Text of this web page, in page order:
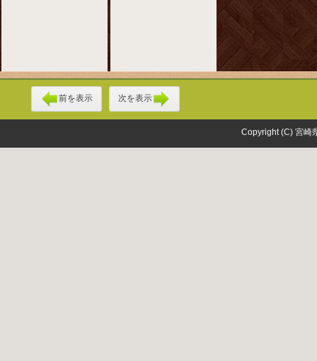
前を表示 次を表示
Copyright (C) 宮崎